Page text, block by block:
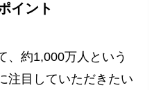
イント
、約1,000万人という
注目していただきたい